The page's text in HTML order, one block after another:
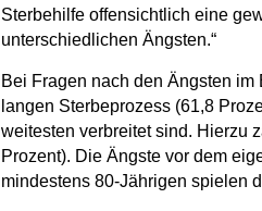
Sterbehilfe offensichtlich eine
unterschiedlichen Ängsten.“
Bei Fragen nach den Ängsten
langen Sterbeprozess (61,8
weitesten verbreitet sind. Hierzu
Prozent). Die Ängste vor dem
mindestens 80-Jährigen spielen